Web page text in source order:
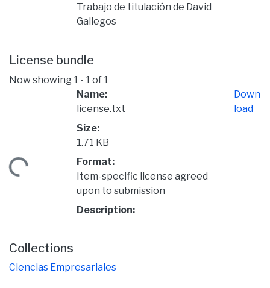
Trabajo de titulación de David
Gallegos
License bundle
Now showing 1 - 1 of 1
Name:
license.txt
Size:
1.71 KB
Format:
Item-specific license agreed
upon to submission
Description:
Down
load
Collections
Ciencias Empresariales